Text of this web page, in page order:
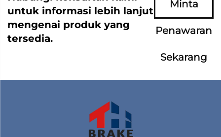
untuk informasi lebih lanjut
mengenai produk yang
tersedia.
Minta
Penawaran
Sekarang